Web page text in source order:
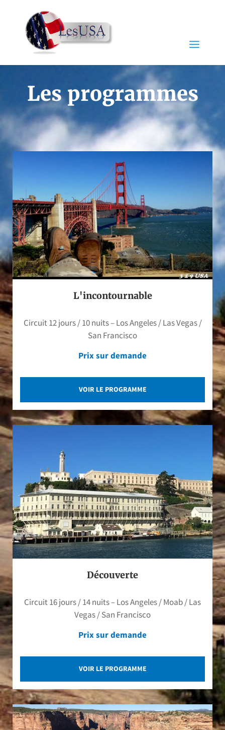
Les programmes
L'incontournable
Circuit 12 jours / 10 nuits – Los Angeles / Las Vegas /
San Francisco
Prix sur demande
VOIR LE PROGRAMME
Découverte
Circuit 16 jours / 14 nuits – Los Angeles / Moab / Las
Vegas / San Francisco
Prix sur demande
VOIR LE PROGRAMME